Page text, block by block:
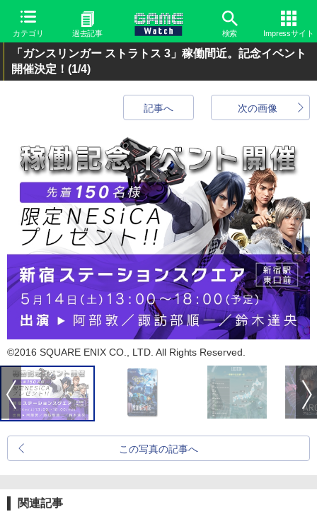
カテゴリ 過去記事 検索 Impressサイト
「ガンスリンガー ストラトス 3」稼働間近。記念イベント
開催決定！ (1/4)
次の画像
記事へ
©2016 SQUARE ENIX CO., LTD. All Rights Reserved.
この写真の記事へ
関連記事